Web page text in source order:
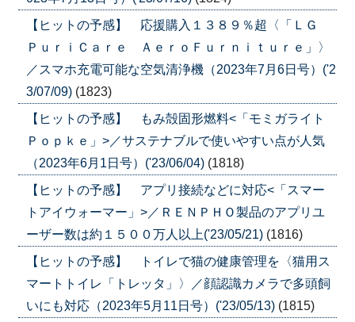
【ヒットの予感】 応援購入１３８９％超〈「ＬＧ
ＰｕｒｉＣａｒｅ ＡｅｒｏＦｕｒｎｉｔｕｒｅ」〉
／スマホ充電可能な空気清浄機（2023年7月6日号）('2
3/07/09) (1823)
【ヒットの予感】 もみ殻固形燃料<「モミガライト
Ｐｏｐｋｅ」>／サステナブルで使いやすい点が人気
（2023年6月1日号）('23/06/04) (1818)
【ヒットの予感】 アプリ接続などに対応<「スマー
トアイウォーマー」>／ＲＥＮＰＨＯ製品のアプリユ
ーザー数は約１５００万人以上('23/05/21) (1816)
【ヒットの予感】 トイレで猫の健康管理を〈猫用ス
マートトイレ「トレッタ」〉／顔認識カメラで多頭飼
いにも対応（2023年5月11日号）('23/05/13) (1815)